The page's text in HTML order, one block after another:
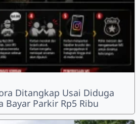
Ditangkap Usai Diduga
Bayar Parkir Rp5 Ribu